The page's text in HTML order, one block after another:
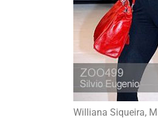
Williana Siqueira,